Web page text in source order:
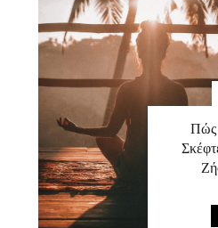
Πώς